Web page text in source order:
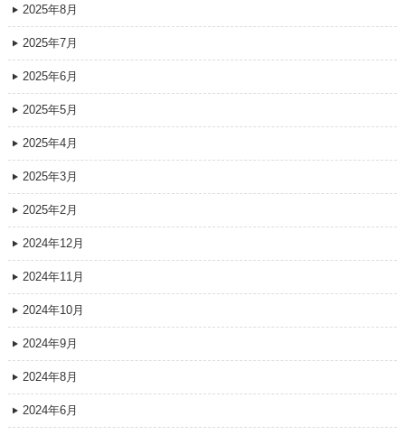
2025年8月
2025年7月
2025年6月
2025年5月
2025年4月
2025年3月
2025年2月
2024年12月
2024年11月
2024年10月
2024年9月
2024年8月
2024年6月